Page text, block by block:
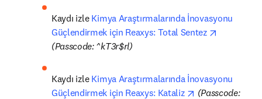
Kaydı izle Kimya Araştırmalarında İnovasyonu
Güçlendirmek için Reaxys: Total Sentez
(Passcode: ^kT3r$rl)
Kaydı izle Kimya Araştırmalarında İnovasyonu
Güçlendirmek için Reaxys: Kataliz
opens in new
(Passcode: